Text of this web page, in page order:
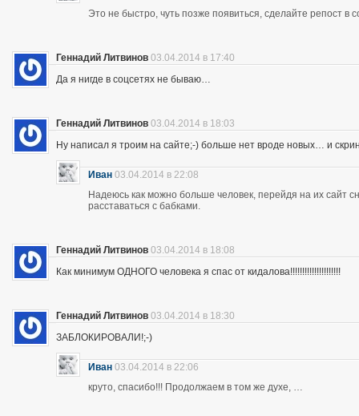
Это не быстро, чуть позже появиться, сделайте репост в
Геннадий Литвинов 03.04.2014 в 17:40
Да я нигде в соцсетях не бываю…
Геннадий Литвинов 03.04.2014 в 18:03
Ну написал я троим на сайте;-) больше нет вроде новых… и
Иван 03.04.2014 в 22:08
Надеюсь как можно больше человек, перейдя на их сайт
расставаться с бабками.
Геннадий Литвинов 03.04.2014 в 18:08
Как минимум ОДНОГО человека я спас от кидалова!!!!!!!!!!!!!!!!!!!!!
Геннадий Литвинов 03.04.2014 в 18:30
ЗАБЛОКИРОВАЛИ!;-)
Иван 03.04.2014 в 22:06
круто, спасибо!!! Продолжаем в том же духе, …